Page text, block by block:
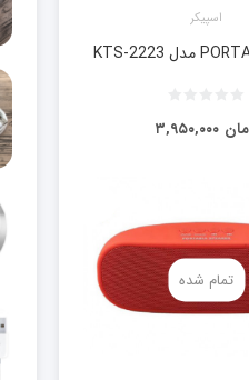
اسپیکر
۳,۹۵۰,۰۰۰
تمام شده